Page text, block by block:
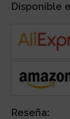
Disponible
Reseña: